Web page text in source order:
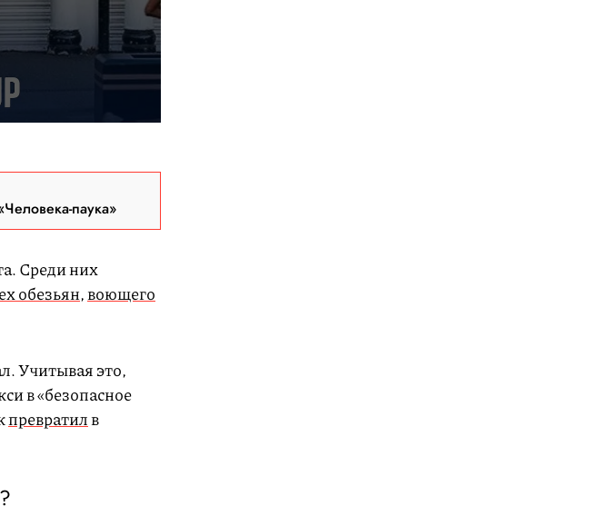
паука»
Среди них
обезьян,воющего
Учитывая это,
в «безопасное
превратилв